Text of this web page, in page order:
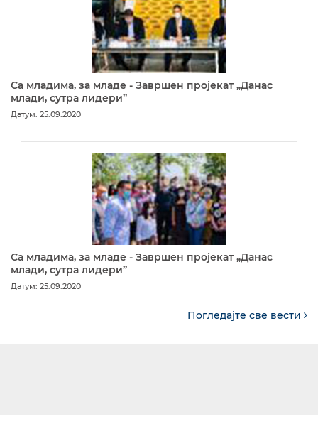
Са младима, за младе - Завршен пројекат „Данас
млади, сутра лидери”
Датум: 25.09.2020
Са младима, за младе - Завршен пројекат „Данас
млади, сутра лидери”
Датум: 25.09.2020
Погледајте све вести